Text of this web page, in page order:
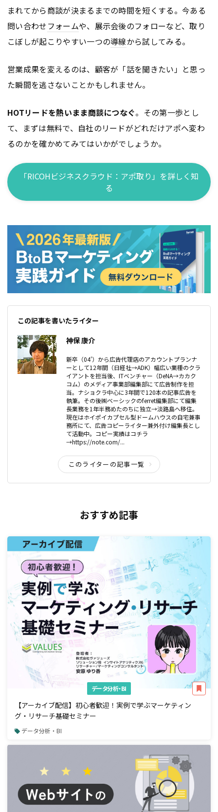
まれてから商談が決まるまでの時間を短くする。今ある
問い合わせフォームや、展示会後のフォローなど、取り
こぼしが起こりやすい一つの導線から試してみる。
営業成果を変えるのは、顧客が「話を聞きたい」と思っ
た瞬間を逃さないことかもしれません。
HOTリードを熱いまま商談につなぐ。その第一歩とし
て、まずは無料で、自社のリードがどれだけアポへ変わ
るのかを確かめてみてはいかがでしょうか。
「RICOHビジネスクラウド：アポ取り」を詳しく知
る
この記事を書いたライター
神保 康介
新卒（04'）から広告代理店のアカウントプランナ
ーとして12年間（日経社→ADK）幅広い業種のクラ
イアントを担当後、ITベンチャー（DeNA→カカク
コム）のメディア事業部編集部にて広告制作を担
当。ナショクラ中心に3年間で120本の記事広告を
執筆。その後㈱ベーシックのferret編集部にて編集
長業務を1年半務めたのちに独立→淡路島へ移住。
現在はホイポイカプセル型ドームハウスの自宅兼事
務所にて、広告コピーライター兼外付け編集長とし
て活動中。コピー実績はコチラ
→https://note.com/...
このライターの記事一覧
おすすめ記事
データ分析・BI
【アーカイブ配信】初心者歓迎！実例で学ぶマーケティン
グ・リサーチ基礎セミナー
データ分析・BI